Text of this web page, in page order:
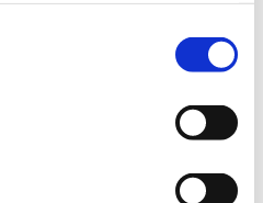
Der indkaldes
generalforsamling den
28. marts 2025.